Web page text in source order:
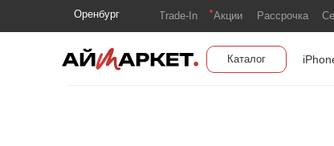
Оренбург Рассрочка
Trade-In Акции
Каталог